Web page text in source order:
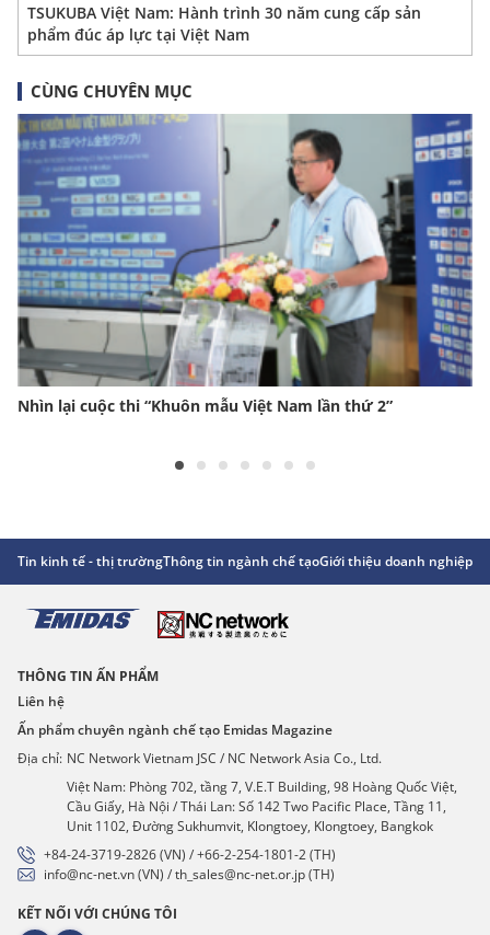
TSUKUBA Việt Nam: Hành trình 30 năm cung cấp sản
phẩm đúc áp lực tại Việt Nam
CÙNG CHUYÊN MỤC
Nhìn lại cuộc thi “Khuôn mẫu Việt Nam lần thứ 2”
Tin kinh tế - thị trườngThông tin ngành chế tạoGiới thiệu doanh nghiệp
THÔNG TIN ẤN PHẨM
Liên hệ
Ấn phẩm chuyên ngành chế tạo Emidas Magazine
Địa chỉ: NC Network Vietnam JSC / NC Network Asia Co., Ltd.
Việt Nam: Phòng 702, tầng 7, V.E.T Building, 98 Hoàng Quốc Việt,
Cầu Giấy, Hà Nội / Thái Lan: Số 142 Two Pacific Place, Tầng 11,
Unit 1102, Đường Sukhumvit, Klongtoey, Klongtoey, Bangkok
+84-24-3719-2826 (VN) / +66-2-254-1801-2 (TH)
info@nc-net.vn (VN) / th_sales@nc-net.or.jp (TH)
KẾT NỐI VỚI CHÚNG TÔI